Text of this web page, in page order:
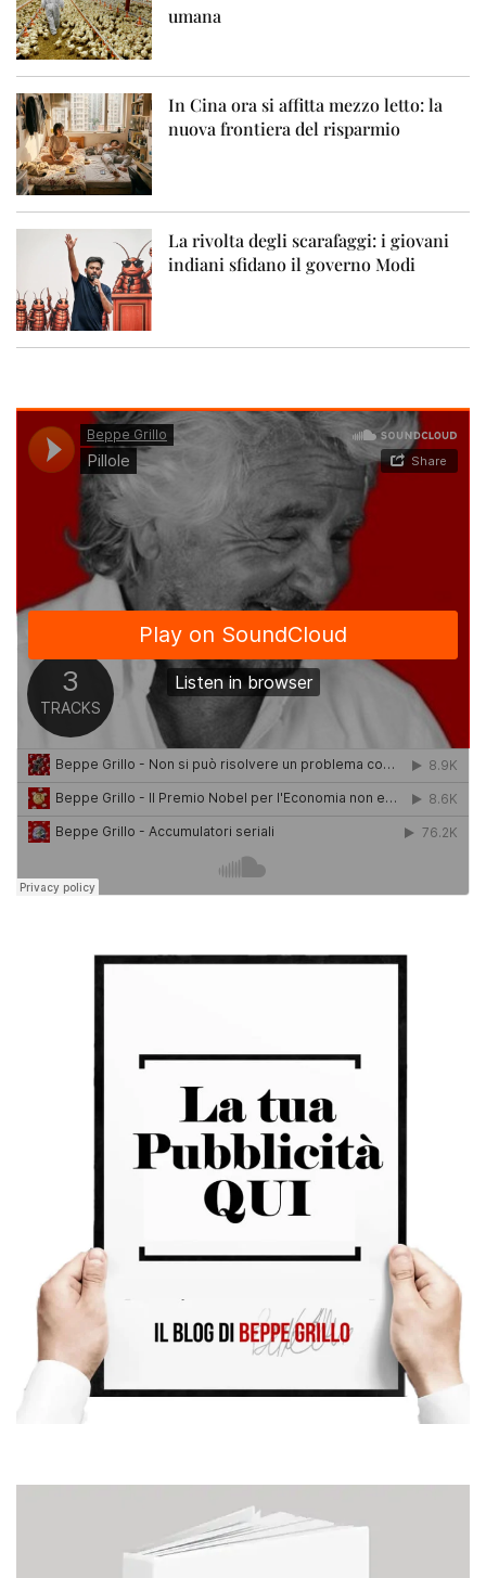
umana
In Cina ora si affitta mezzo letto: la
nuova frontiera del risparmio
La rivolta degli scarafaggi: i giovani
indiani sfidano il governo Modi